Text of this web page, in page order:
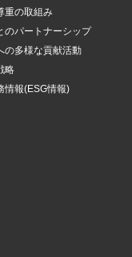
重の取組み
のパートナーシップ
の多様な貢献活動
略
情報(ESG情報)